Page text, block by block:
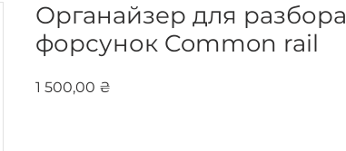
Органайзер для разбора
форсунок Common rail
1 500,00 ₴